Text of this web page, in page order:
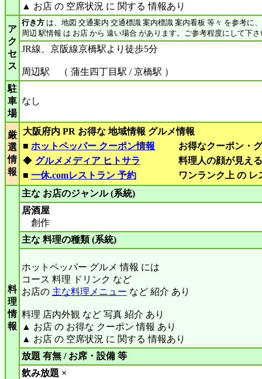
▲ お店 の 空席状況 に 関する 情報あり
ア
ク
セ
ス
行き方 は、地図 交通案内 交通標識 案内標識 案内看板 等々 を参考に
周辺 駅情報 は お店 から 遠い場合 があります。ご参考程度にして下
JR線、京阪線京橋駅より徒歩5分
周辺駅 （ 蒲生四丁目駅 / 京橋駅 ）
駐
車
場
なし
厳
選
情
報
大阪府内 PR お得な 地域情報 グルメ情報
■ ホットペッパー クーポン情報
お得なクーポン・
◆ グルメメディア ヒトサラ
料理人の顔が見え
■ 一休.comレストラン 予約 ワンランク上 の レ
料
理
情
報
主な お店のジャンル (系統)
居酒屋
創作
主な 料理の種類 (系統)
ホットペッパー グルメ 情報 には
コース 料理 ドリンク など
お店の 主な料理メニュー など 紹介 あり
料理 店内外観 など 写真 紹介 あり
▲ お店 の お得な クーポン 情報 あり
▲ お店 の 空席状況 に 関する 情報あり
放題 有無 / お席・設備 等
飲み放題 ×